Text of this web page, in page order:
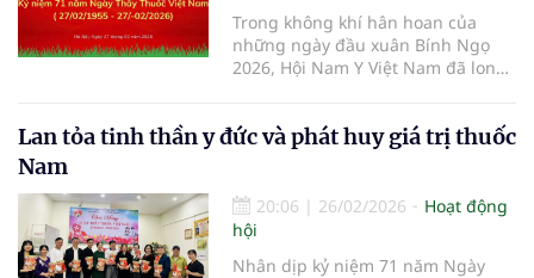
Trong không khí hân hoan của
những ngày đầu xuân Bính Ngọ
2026, Hội Nam Y Việt Nam đã long
Việt Nam (27/02/1955 –
đường vẻ vang, đồng thời thắp
sáng tinh thần “Nam dược trị Nam
Lan tỏa tinh thần y đức và phát huy giá trị thuốc
Nam
20:06 | 26/02/2026
Hoạt động
hội
Nhân dịp kỷ niệm 71 năm Ngày